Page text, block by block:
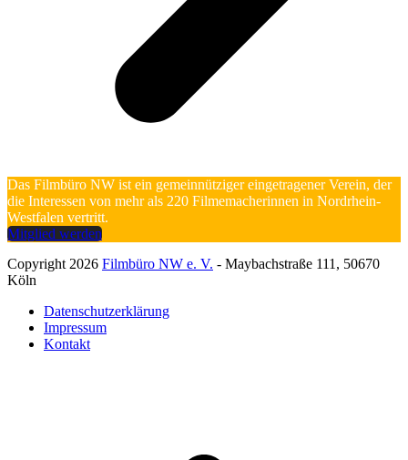
Das Filmbüro NW ist ein gemeinnütziger eingetragener Verein, der
die Interessen von mehr als 220 Filmemacherinnen in Nordrhein-
Westfalen vertritt.
Mitglied werden
Copyright 2026 Filmbüro NW e. V. - Maybachstraße 111, 50670
Köln
Datenschutzerklärung
Impressum
Kontakt